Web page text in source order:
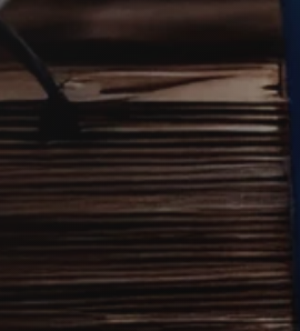
fra
hjælp – vi matcher dig